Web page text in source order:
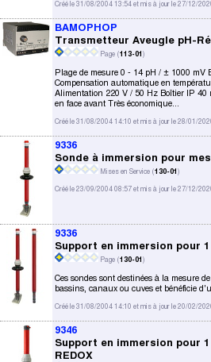
Créé le 31/08/2004 13:54 et mis à jour le 27/12/
BAMOPHOP
Transmetteur Aveugle pH-
Page (113-01 )
Plage de mesure 0 - 14 pH / ± 1000 mV
Compensation automatique en
Alimentation 220 V / 50 Hz Boîtier IP 40
en face avant Très économique...
Créé le 31/08/2004 14:10 et mis à jour le 28/01/
9336
Sonde à immersion pour
Mises en Service (130-01 )
Créé le 23/09/2004 08:57 et mis à jour le 27/12/
9336
Support en immersion pour
Page (130-01 )
Ces sondes sont destinées à la mesure
bassins, canaux ou cuves et bénéficie
Créé le 31/08/2004 14:10 et mis à jour le 20/02/
9346
Support en immersion pour
REDOX